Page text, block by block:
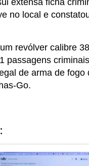
no local e
revólver calibre
passagens
de arma de
Go.